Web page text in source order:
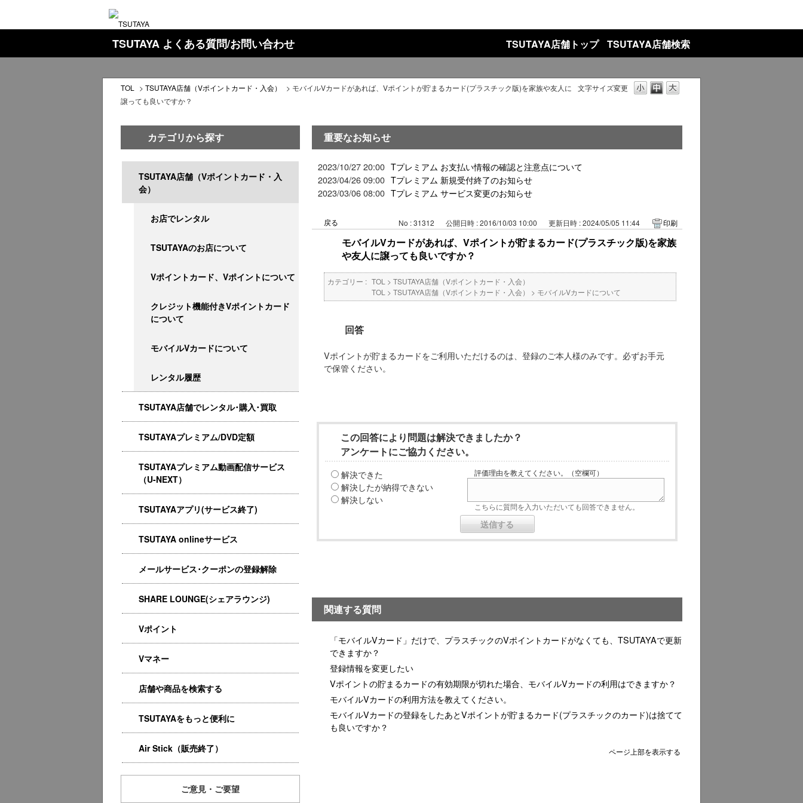
TSUTAYA よくある質問/お問い合わせ TSUTAYA店舗トップ TSUTAYA店舗検索
文字サイズ変更
TOL > TSUTAYA店舗（Vポイントカード・入会） > モバイルVカードがあれば、Vポイントが貯まるカード(プラスチック版)を家族や友人に
譲っても良いですか？
カテゴリから探す
TSUTAYA店舗（Vポイントカード・入
会）
お店でレンタル
TSUTAYAのお店について
Vポイントカード、Vポイントについて
クレジット機能付きVポイントカード
について
モバイルVカードについて
レンタル履歴
TSUTAYA店舗でレンタル･購入･買取
TSUTAYAプレミアム/DVD定額
TSUTAYAプレミアム動画配信サービス
（U-NEXT）
TSUTAYAアプリ(サービス終了)
TSUTAYA onlineサービス
メールサービス･クーポンの登録解除
SHARE LOUNGE(シェアラウンジ)
Vポイント
Vマネー
店舗や商品を検索する
TSUTAYAをもっと便利に
Air Stick（販売終了）
ご意見・ご要望
重要なお知らせ
2023/10/27 20:00 Tプレミアム お支払い情報の確認と注意点について
2023/04/26 09:00 Tプレミアム 新規受付終了のお知らせ
2023/03/06 08:00 Tプレミアム サービス変更のお知らせ
戻る No : 31312 公開日時 : 2016/10/03 10:00 更新日時 : 2024/05/05 11:44 印刷
モバイルVカードがあれば、Vポイントが貯まるカード(プラスチック版)を家族
や友人に譲っても良いですか？
カテゴリー : TOL > TSUTAYA店舗（Vポイントカード・入会）
TOL > TSUTAYA店舗（Vポイントカード・入会） > モバイルVカードについて
回答
Vポイントが貯まるカードをご利用いただけるのは、登録のご本人様のみです。必ずお手元
で保管ください。
この回答により問題は解決できましたか？
アンケートにご協力ください。
解決できた
解決したが納得できない
解決しない
評価理由を教えてください。（空欄可）
こちらに質問を入力いただいても回答できません。
関連する質問
「モバイルVカード」だけで、プラスチックのVポイントカードがなくても、TSUTAYAで更新
できますか？
登録情報を変更したい
Vポイントの貯まるカードの有効期限が切れた場合、モバイルVカードの利用はできますか？
モバイルVカードの利用方法を教えてください。
モバイルVカードの登録をしたあとVポイントが貯まるカード(プラスチックのカード)は捨てて
も良いですか？
ページ上部を表示する